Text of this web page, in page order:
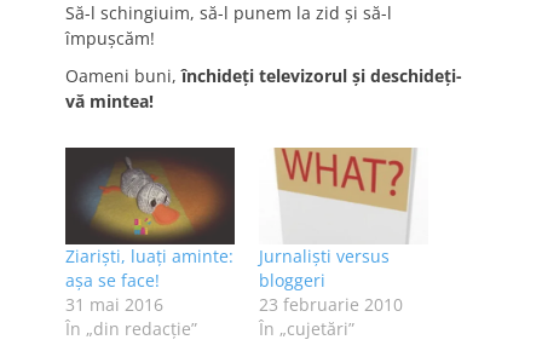
Să-l schingiuim, să-l punem la zid şi să-l
împuşcăm!
Oameni buni,închideţi televizorul şi deschideţi-
vă mintea!
Ziariști, luați aminte:
așa se face!
31 mai 2016
În „din redacție”
Jurnalişti versus
bloggeri
23 februarie 2010
În „cujetări”